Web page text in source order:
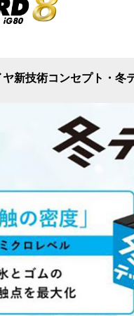
新技術コンセプト・冬